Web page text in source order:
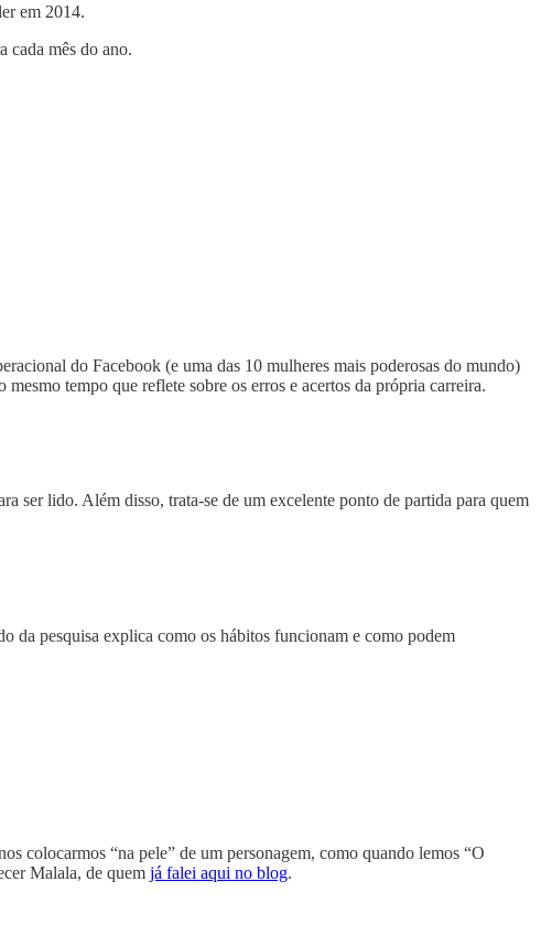
em 2014.
cada mês do ano.
do Facebook (e uma das 10 mulheres mais poderosas do mundo)
tempo que reflete sobre os erros e acertos da própria carreira.
ser lido. Além disso, trata-se de um excelente ponto de partida para quem
da pesquisa explica como os hábitos funcionam e como podem
colocarmos “na pele” de um personagem, como quando lemos “O
Malala, de quem já falei aqui no blog.